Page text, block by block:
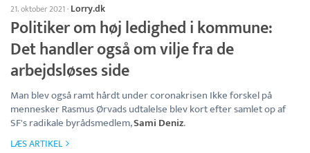
21. oktober 2021· Lorry.dk
Politiker om høj ledighed i kommune:
Det handler også om vilje fra de
arbejdsløses side
Man blev også ramt hårdt under coronakrisen Ikke forskel på
mennesker Rasmus Ørvads udtalelse blev kort efter samlet op af
SF's radikale byrådsmedlem,Sami Deniz.
LÆS ARTIKEL